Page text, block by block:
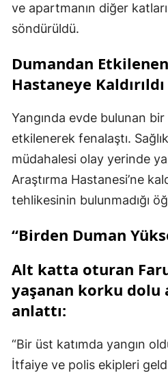
ve apartmanın diğer
söndürüldü.
Dumandan
Hastaneye Kaldırıldı
Yangında evde bulunan
etkilenerek fenalaştı.
müdahalesi olay yerinde
Araştırma Hastanesi’ne
tehlikesinin bulunmadığı
“Birden Duman
Alt katta oturan
yaşanan korku dolu
anlattı:
“Bir üst katımda yangın
İtfaiye ve polis ekipleri